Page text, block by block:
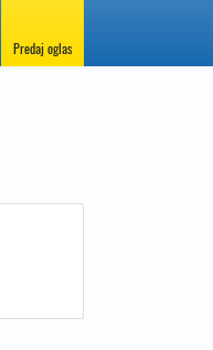
Predaj oglas